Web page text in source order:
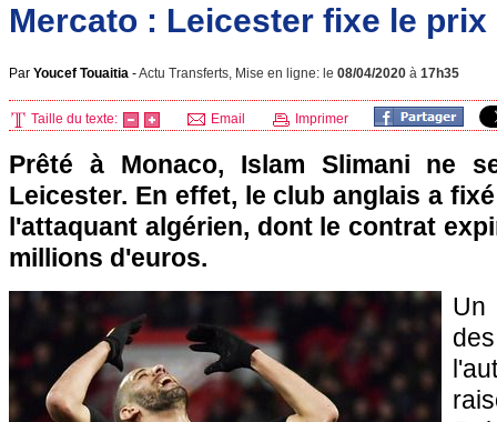
Mercato : Leicester fixe le prix
Par Youcef Touaitia -Actu Transferts, Mise en ligne: le 08/04/2020 à 17h35
Taille du texte: Email Imprimer
Prêté à Monaco, Islam Slimani ne
Leicester. En effet, le club anglais a
l'attaquant algérien, dont le contrat
millions d'euros.